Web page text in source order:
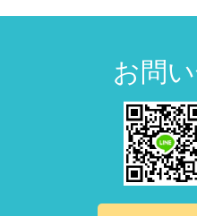
お問